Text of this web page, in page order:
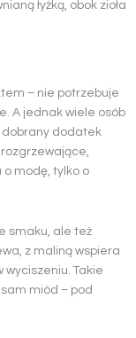
– nie potrzebuje
A jednak wiele osób
dobrany dodatek
rozgrzewające,
modę, tylko o
smaku, ale też
z maliną wspiera
wyciszeniu. Takie
miód – pod